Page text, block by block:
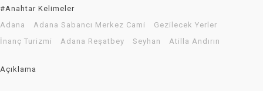
#Anahtar Kelimeler
Adana
Adana Sabancı Merkez Cami
Gezilecek Yerler
İnanç Turizmi
Adana Reşatbey Seyhan Atilla Andırın
Açıklama